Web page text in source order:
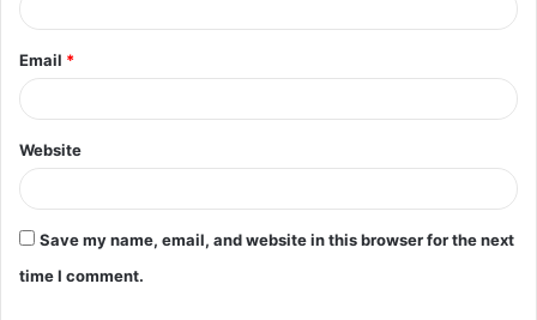
Email *
Website
Save my name, email, and website in this browser for the next
time I comment.